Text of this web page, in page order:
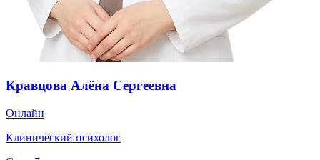
Кравцова Алёна Сергеевна
Онлайн
Клинический психолог